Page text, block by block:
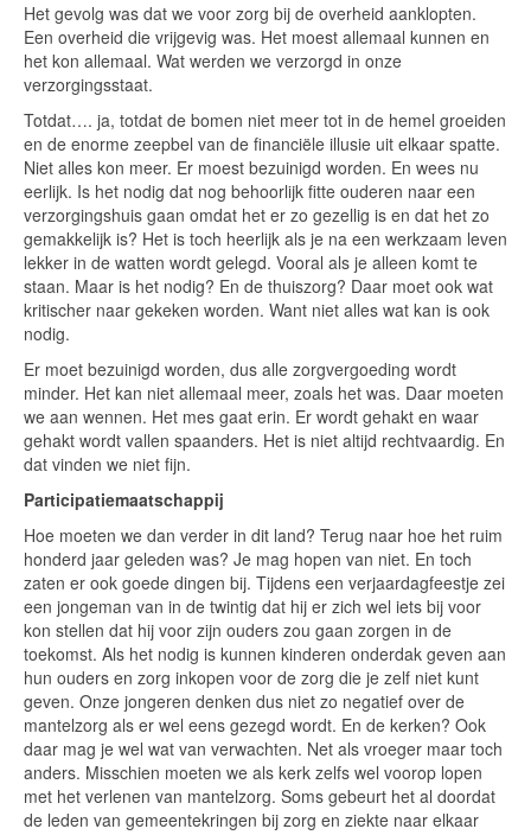
Het gevolg was dat we voor zorg bij de overheid aanklopten.
Een overheid die vrijgevig was. Het moest allemaal kunnen en
het kon allemaal. Wat werden we verzorgd in onze
verzorgingsstaat.
Totdat…. ja, totdat de bomen niet meer tot in de hemel groeiden
en de enorme zeepbel van de financiële illusie uit elkaar spatte.
Niet alles kon meer. Er moest bezuinigd worden. En wees nu
eerlijk. Is het nodig dat nog behoorlijk fitte ouderen naar een
verzorgingshuis gaan omdat het er zo gezellig is en dat het zo
gemakkelijk is? Het is toch heerlijk als je na een werkzaam leven
lekker in de watten wordt gelegd. Vooral als je alleen komt te
staan. Maar is het nodig? En de thuiszorg? Daar moet ook wat
kritischer naar gekeken worden. Want niet alles wat kan is ook
nodig.
Er moet bezuinigd worden, dus alle zorgvergoeding wordt
minder. Het kan niet allemaal meer, zoals het was. Daar moeten
we aan wennen. Het mes gaat erin. Er wordt gehakt en waar
gehakt wordt vallen spaanders. Het is niet altijd rechtvaardig. En
dat vinden we niet fijn.
Participatiemaatschappij
Hoe moeten we dan verder in dit land? Terug naar hoe het ruim
honderd jaar geleden was? Je mag hopen van niet. En toch
zaten er ook goede dingen bij. Tijdens een verjaardagfeestje zei
een jongeman van in de twintig dat hij er zich wel iets bij voor
kon stellen dat hij voor zijn ouders zou gaan zorgen in de
toekomst. Als het nodig is kunnen kinderen onderdak geven aan
hun ouders en zorg inkopen voor de zorg die je zelf niet kunt
geven. Onze jongeren denken dus niet zo negatief over de
mantelzorg als er wel eens gezegd wordt. En de kerken? Ook
daar mag je wel wat van verwachten. Net als vroeger maar toch
anders. Misschien moeten we als kerk zelfs wel voorop lopen
met het verlenen van mantelzorg. Soms gebeurt het al doordat
de leden van gemeentekringen bij zorg en ziekte naar elkaar